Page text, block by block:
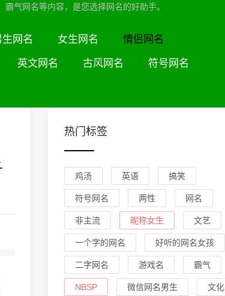
气网名等内容，是您选择网名的好助手。
生网名 女生网名 情侣网名
英文网名 古风网名 符号网名
热门标签
鸡汤 英语 搞笑
符号网名 两性 网名
非主流 昵称女生 文艺
一个字的网名 好听的网名女孩
二字网名 游戏名 霸气
NBSP 微信网名男生 文化